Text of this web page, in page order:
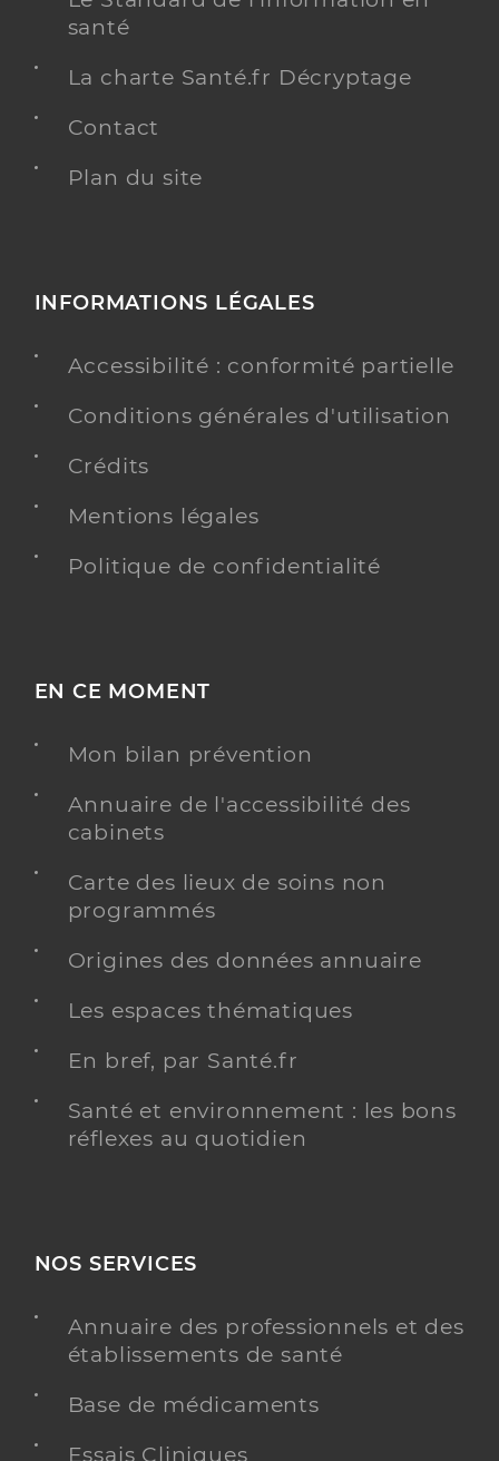
santé
La charte Santé.fr Décryptage
Contact
Plan du site
INFORMATIONS LÉGALES
Accessibilité : conformité partielle
Conditions générales d'utilisation
Crédits
Mentions légales
Politique de confidentialité
EN CE MOMENT
Mon bilan prévention
Annuaire de l'accessibilité des
cabinets
Carte des lieux de soins non
programmés
Origines des données annuaire
Les espaces thématiques
En bref, par Santé.fr
Santé et environnement : les bons
réflexes au quotidien
NOS SERVICES
Annuaire des professionnels et des
établissements de santé
Base de médicaments
Essais Cliniques